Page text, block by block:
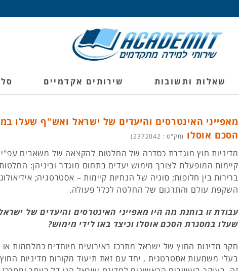
שאלות ותשובות שירותים אקדמיים
מאפייני האינטרסים והיעדים של ישראל ואש"ף שעלו
הסכם אוסלו (מק"ט : 2372042)
מדיניות חוץ מוגדרת כסדרה של החלטות להקצאה של משאבים עפ"י
קיימות המופעלת לצורך מימוש יעדים בתחום מוגדר וביניהן:
ברירות בין חלופות; סוגיה של הנחיות קיימות – אסטרטגיה;
השקפת עולם והתרגום של החלטה לכלל פעולה.
עבודת זו בוחנת מה היו מאפייני האינטרסים והיעדים של
שעלו במסגרת הסכם אוסלו וכיצד באו לידי מימוש?
חקר מדינות החוץ של ישראל מתרכז באירועים מיוחדים כמלחמות
בעלי משמעות אסטרטגית , יחד עם זאת תיעוד מקורות מדיניות